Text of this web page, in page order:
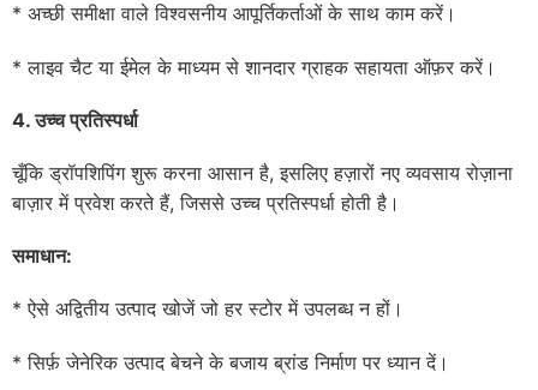
* अच्छी समीक्षा वाले विश्वसनीय आपूर्तिकर्ताओं के साथ काम करें।
* लाइव चैट या ईमेल के माध्यम से शानदार ग्राहक सहायता ऑफ़र करें।
4. उच्च प्रतिस्पर्धा
चूँकि ड्रॉपशिपिंग शुरू करना आसान है, इसलिए हज़ारों नए व्यवसाय रोज़ाना
बाज़ार में प्रवेश करते हैं, जिससे उच्च प्रतिस्पर्धा होती है।
समाधान:
* ऐसे अद्वितीय उत्पाद खोजें जो हर स्टोर में उपलब्ध न हों।
* सिर्फ़ जेनेरिक उत्पाद बेचने के बजाय ब्रांड निर्माण पर ध्यान दें।